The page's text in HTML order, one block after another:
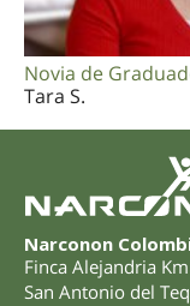
Novia de
Tara S.
Narconon
Finca Alejandria
San Antonio del